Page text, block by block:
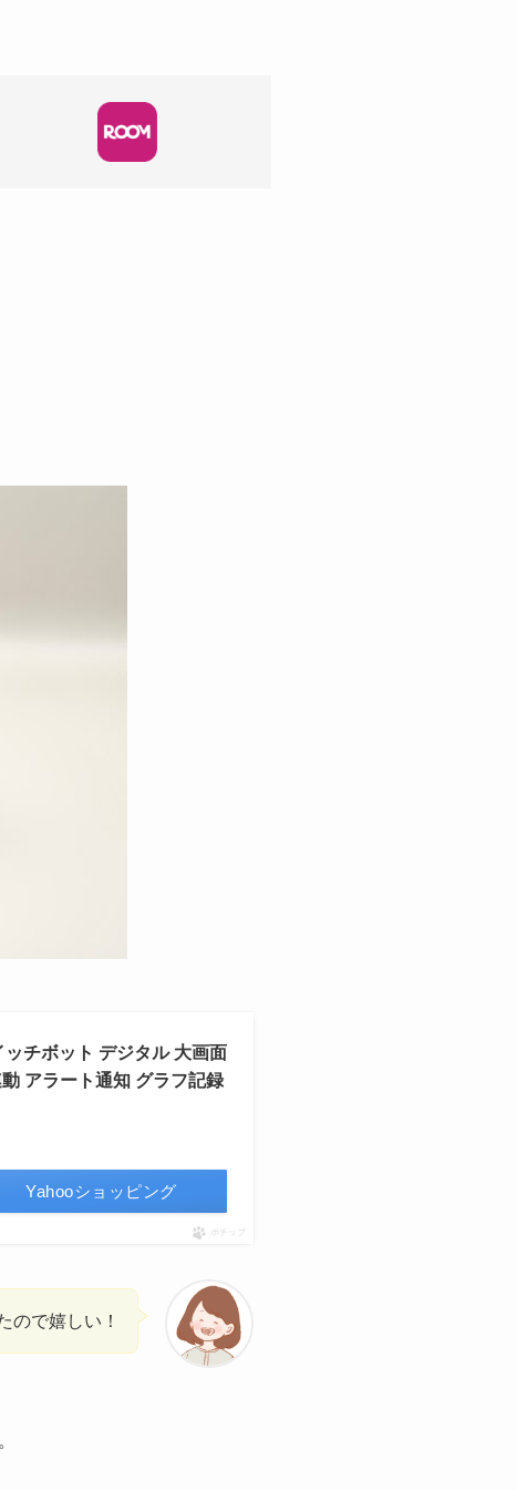
チボット デジタル 大画面
アラート通知 グラフ記録
Yahooショッピング
ポチップ
ので嬉しい！